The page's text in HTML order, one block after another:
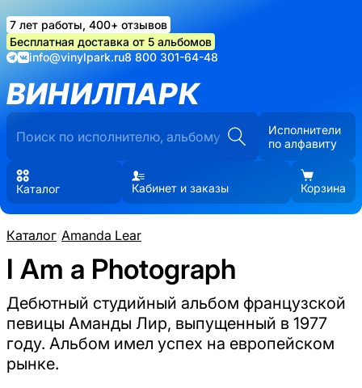
7 лет работы, 400+ отзывов
Бесплатная доставка от 5 альбомов
info@vinylpark.ru8 800 301-64-48
ВИНИЛПАРК
Исполнители
по алфавиту
Каталог Кабинет и заказы Корзина
Каталог/Amanda Lear
I Am a Photograph
Дебютный студийный альбом французской
певицы Аманды Лир, выпущенный в 1977
году. Альбом имел успех на европейском
рынке.